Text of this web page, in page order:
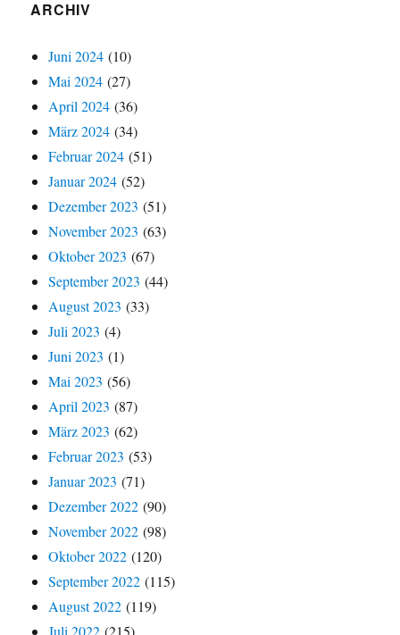
ARCHIV
Juni 2024 (10)
Mai 2024 (27)
April 2024 (36)
März 2024 (34)
Februar 2024 (51)
Januar 2024 (52)
Dezember 2023 (51)
November 2023 (63)
Oktober 2023 (67)
September 2023 (44)
August 2023 (33)
Juli 2023 (4)
Juni 2023 (1)
Mai 2023 (56)
April 2023 (87)
März 2023 (62)
Februar 2023 (53)
Januar 2023 (71)
Dezember 2022 (90)
November 2022 (98)
Oktober 2022 (120)
September 2022 (115)
August 2022 (119)
Juli 2022 (215)